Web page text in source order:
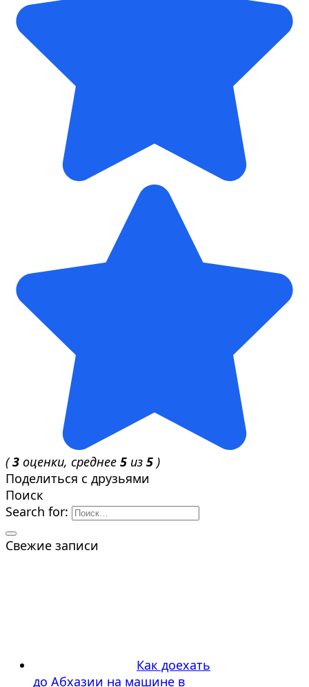
(3 оценки, среднее 5 из 5 )
Поделиться с друзьями
Поиск
Search for:
Свежие записи
Как доехать
до Абхазии на машине в